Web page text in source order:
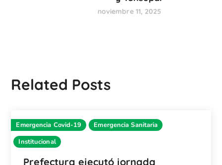
noviembre 11, 2025
Related Posts
Emergencia Covid-19
Emergencia Sanitaria
Institucional
Prefectura ejecutó jornada